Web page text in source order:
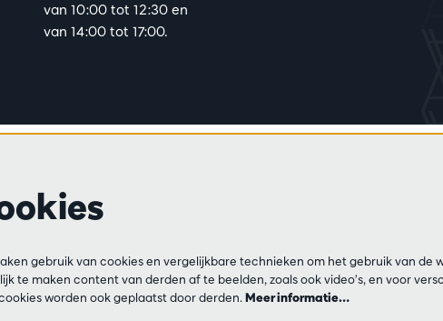
van 10:00 tot 12:30 en
van 14:00 tot 17:00.
gebruik van cookies en vergelijkbare technieken om het gebruik van de
te maken content van derden af te beelden, zoals ook video’s, en voor
worden ook geplaatst door derden.Meer informatie…